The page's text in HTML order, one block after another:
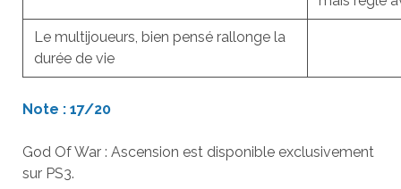
Le multijoueurs, bien pensé rallonge la
durée de vie
Note : 17/20
God Of War : Ascension est disponible exclusivement
sur PS3.